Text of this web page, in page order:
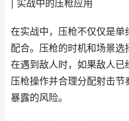
| 实战中的压枪应用
在实战中，压枪不仅仅是
配合。压枪的时机和场景选
在遇到敌人时，如果敌人
压枪操作并合理分配射击
暴露的风险。